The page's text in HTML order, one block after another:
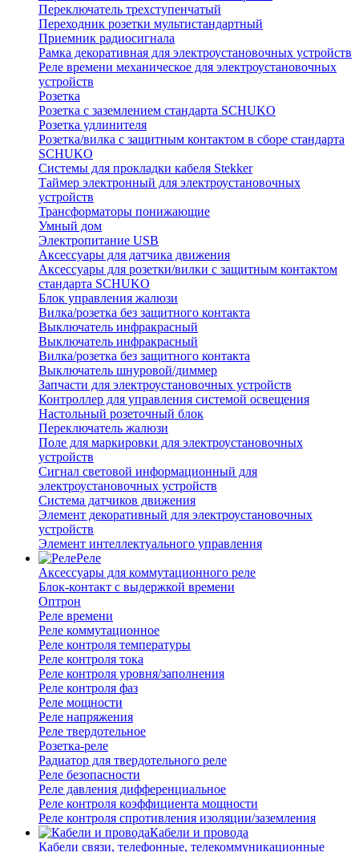
Переключатель трехступенчатый
Переходник розетки мультистандартный
Приемник радиосигнала
Рамка декоративная для электроустановочных устройств
Реле времени механическое для электроустановочных
устройств
Розетка
Розетка с заземлением стандарта SCHUKO
Розетка удлинителя
Розетка/вилка с защитным контактом в сборе стандарта
SCHUKO
Системы для прокладки кабеля Stekker
Таймер электронный для электроустановочных
устройств
Трансформаторы понижающие
Умный дом
Электропитание USB
Аксессуары для датчика движения
Аксессуары для розетки/вилки с защитным контактом
стандарта SCHUKO
Блок управления жалюзи
Вилка/розетка без защитного контакта
Выключатель инфракрасный
Выключатель инфракрасный
Вилка/розетка без защитного контакта
Выключатель шнуровой/диммер
Запчасти для электроустановочных устройств
Контроллер для управления системой освещения
Настольный розеточный блок
Переключатель жалюзи
Поле для маркировки для электроустановочных
устройств
Сигнал световой информационный для
электроустановочных устройств
Система датчиков движения
Элемент декоративный для электроустановочных
устройств
Элемент интеллектуального управления
Реле
Аксессуары для коммутационного реле
Блок-контакт с выдержкой времени
Оптрон
Реле времени
Реле коммутационное
Реле контроля температуры
Реле контроля тока
Реле контроля уровня/заполнения
Реле контроля фаз
Реле мощности
Реле напряжения
Реле твердотельное
Розетка-реле
Радиатор для твердотельного реле
Реле безопасности
Реле давления дифференциальное
Реле контроля коэффициента мощности
Реле контроля спротивления изоляции/заземления
Кабели и провода
Кабели связи, телефонные, телекоммуникационные